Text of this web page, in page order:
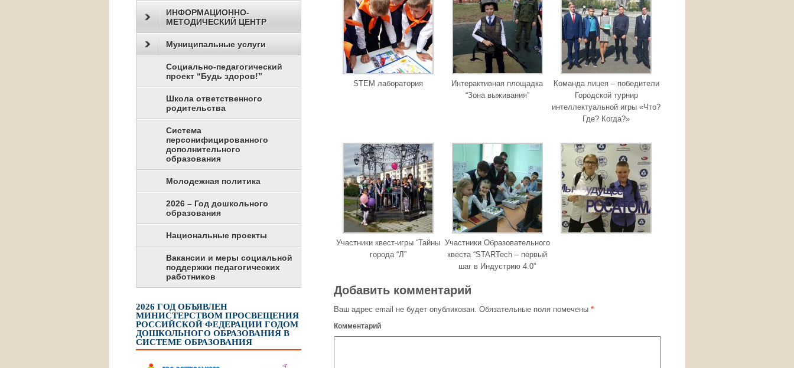
STEM лаборатория
Интерактивная площадка
“Зона выживания”
Команда лицея – победители
Городской турнир
интеллектуальной игры «Что?
Где? Когда?»
Участники квест-игры “Тайны
города “Л”
Участники Образовательного
квеста “STARTech – первый
шаг в Индустрию 4.0”
Добавить комментарий
Ваш адрес email не будет опубликован. Обязательные поля помечены *
Комментарий
ИНФОРМАЦИОННО-
МЕТОДИЧЕСКИЙ ЦЕНТР
Муниципальные услуги
Социально-педагогический
проект “Будь здоров!”
Школа ответственного
родительства
Система
персонифицированного
дополнительного
образования
Молодежная политика
2026 – Год дошкольного
образования
Национальные проекты
Вакансии и меры социальной
поддержки педагогических
работников
2026 ГОД ОБЪЯВЛЕН
МИНИСТЕРСТВОМ ПРОСВЕЩЕНИЯ
РОССИЙСКОЙ ФЕДЕРАЦИИ ГОДОМ
ДОШКОЛЬНОГО ОБРАЗОВАНИЯ В
СИСТЕМЕ ОБРАЗОВАНИЯ